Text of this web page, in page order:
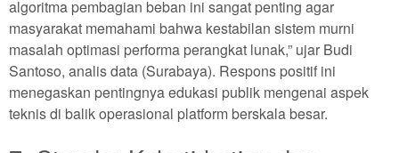
algoritma pembagian beban ini sangat penting agar
masyarakat memahami bahwa kestabilan sistem murni
masalah optimasi performa perangkat lunak,” ujar Budi
Santoso, analis data (Surabaya). Respons positif ini
menegaskan pentingnya edukasi publik mengenai aspek
teknis di balik operasional platform berskala besar.